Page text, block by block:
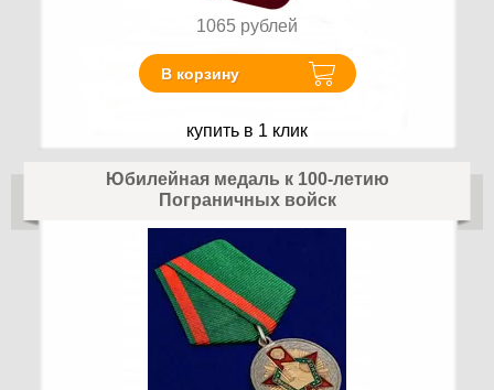
1065 рублей
В корзину
купить в 1 клик
Юбилейная медаль к 100-летию
Пограничных войск